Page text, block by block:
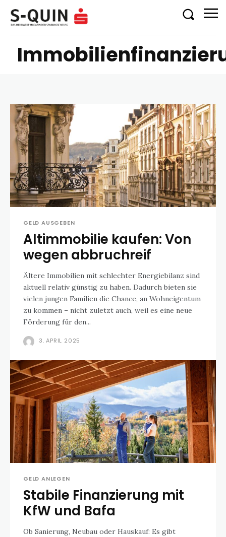
GELD AUSGEBEN
Altimmobilie kaufen: Von
wegen abbruchreif
Ältere Immobilien mit schlechter Energiebilanz sind
aktuell relativ günstig zu haben. Dadurch bieten sie
vielen jungen Familien die Chance, an Wohneigentum
zu kommen – nicht zuletzt auch, weil es eine neue
Förderung für den...
3. APRIL 2025
GELD ANLEGEN
Stabile Finanzierung mit
KfW und Bafa
Ob Sanierung, Neubau oder Hauskauf: Es gibt